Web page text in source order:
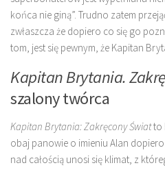
końca nie giną”. Trudno zatem
zwłaszcza że dopiero co się go
tom, jest się pewnym, że Kapitan
Kapitan Brytania.
szalony twórca
Kapitan Brytania: Zakręcony Światto
obaj panowie o imieniu Alan
nad całością unosi się klimat, z